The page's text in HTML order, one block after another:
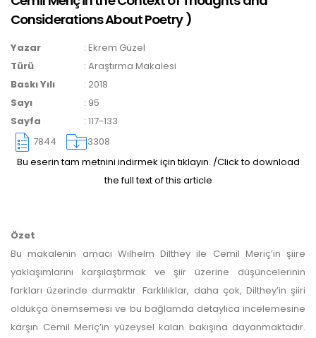
yazarlara geri iade
Dergiye makale
ve hakem süreçleri,
gerçekleştirilmektedir.
Considerations About Poetry)
Yazar : Ekrem Güzel
Türü
: Araştırma Makalesi
Baskı Yılı
: 2018
Sayı
: 95
Sayfa
: 117-133
7844
3308
Bu eserin tam metnini indirmek için tıklayın. /Click to download
the full text of this article
Özet
Bu makalenin amacı Wilhelm Dilthey ile Cemil Meriç’in şiire
yaklaşımlarını karşılaştırmak ve şiir üzerine düşüncelerinin
farkları üzerinde durmaktır. Farklılıklar, daha çok, Dilthey’in şiiri
oldukça önemsemesi ve bu bağlamda detaylıca incelemesine
karşın Cemil Meriç’in yüzeysel kalan bakışına dayanmaktadır.